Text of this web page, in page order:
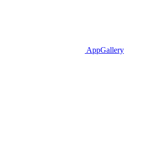
AppGallery